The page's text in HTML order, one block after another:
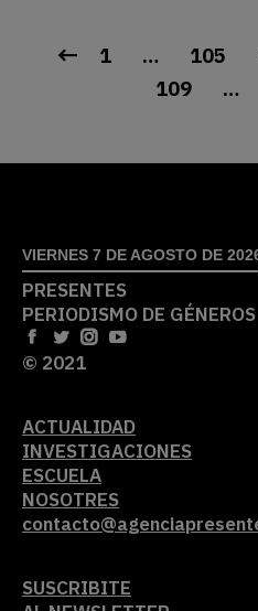
1 … 105
109
…
VIERNES 7 DE AGOSTO DE
PRESENTES
PERIODISMO DE GÉNEROS
© 2021
ACTUALIDAD
INVESTIGACIONES
ESCUELA
NOSOTRES
SUSCRIBITE